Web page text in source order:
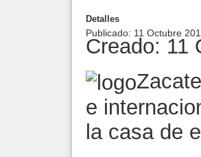
Detalles
Publicado: 11 Octubre
Creado: 11
e
la casa de